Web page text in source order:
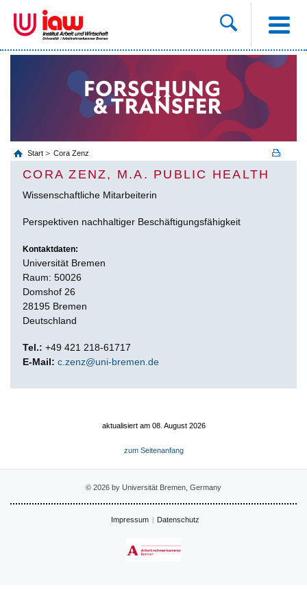
Start Cora Zenz
CORA ZENZ, M.A. PUBLIC HEALTH
Wissenschaftliche Mitarbeiterin
Perspektiven nachhaltiger Beschäftigungsfähigkeit
Kontaktdaten:
Universität Bremen
Raum: 50026
Domshof 26
28195 Bremen
Deutschland
Tel.: +49 421 218-61717
E-Mail: c.zenz@uni-bremen.de
aktualisiert am 08. August 2026
zum Seitenanfang
© 2026 by Universität Bremen, Germany
Impressum Datenschutz